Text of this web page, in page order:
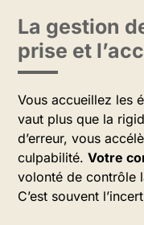
La gestion
prise et
Vous accueillez les
vaut plus que la
d’erreur, vous
culpabilité. Votre
volonté de contrôle
C’est souvent